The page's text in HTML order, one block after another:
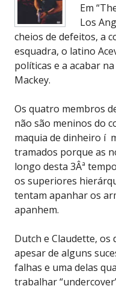
Em
Los
cheios de defeitos, a
esquadra, o latino
políticas e a acabar
Mackey.
Os quatro membros
não são meninos do
maquia de dinheiro í
tramados porque as
longo desta 3Âª
os superiores
tentam apanhar os
apanhem.
Dutch e Claudette, os
apesar de alguns
falhas e uma delas
trabalhar